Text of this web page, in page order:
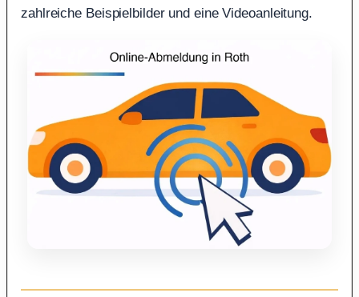
zahlreiche Beispielbilder und eine Videoanleitung.